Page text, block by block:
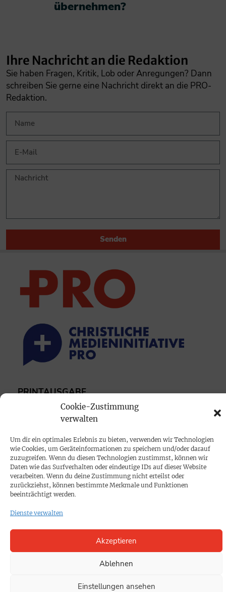
Cookie-Zustimmung
verwalten
Um dir ein optimales Erlebnis zu bieten, verwenden wir Technologien
wie Cookies, um Geräteinformationen zu speichern und/oder darauf
zuzugreifen. Wenn du diesen Technologien zustimmst, können wir
Daten wie das Surfverhalten oder eindeutige IDs auf dieser Website
verarbeiten. Wenn du deine Zustimmung nicht erteilst oder
zurückziehst, können bestimmte Merkmale und Funktionen
beeinträchtigt werden.
Dienste verwalten
Akzeptieren
Ablehnen
Einstellungen ansehen
übernehmen?​
Ihre Nachricht an die Redaktion
Sie haben Fragen, Kritik, Lob oder Anregungen? Dann
schreiben Sie gerne eine Nachricht direkt an die PRO-
Redaktion.
Senden
PRINTAUSGABE
Mediadaten
PROKOMPAKT
Impressum
SPENDEN
Datenschutz
KONTAKT